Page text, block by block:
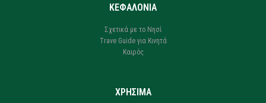
ΚΕΦΑΛΟΝΙΑ
Σχετικά με το Νησί
Trave Guide για Κινητά
Καιρός
ΧΡΗΣΙΜΑ